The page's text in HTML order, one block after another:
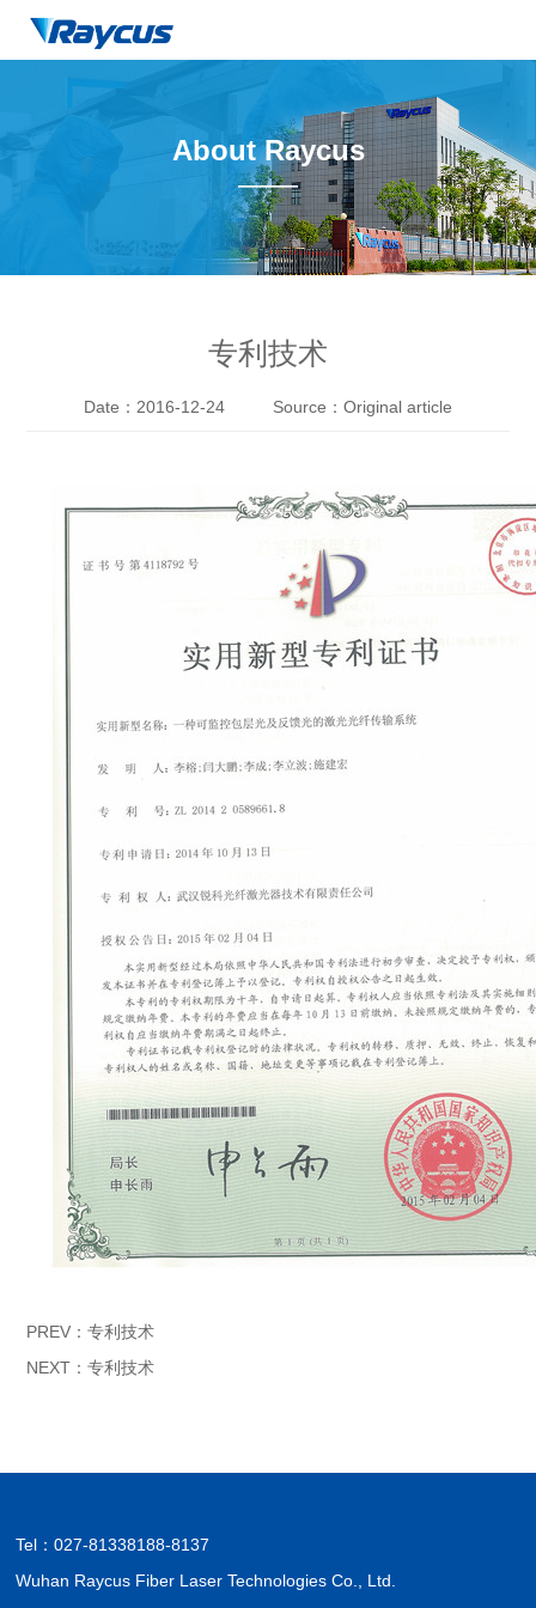
About Raycus
——
专利技术
Date：2016-12-24 Source：Original article
PREV：专利技术
NEXT：专利技术
Tel：027-81338188-8137
Wuhan Raycus Fiber Laser Technologies Co., Ltd.